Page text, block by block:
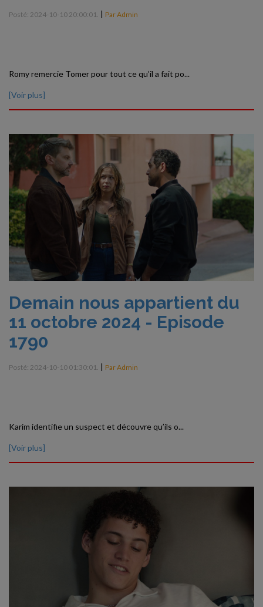
Posté: 2024-10-10 20:00:01. | Par Admin
Romy remercie Tomer pour tout ce qu’il a fait po...
[Voir plus]
Demain nous appartient du
11 octobre 2024 - Episode
1790
Posté: 2024-10-10 01:30:01. | Par Admin
Karim identifie un suspect et découvre qu’ils o...
[Voir plus]